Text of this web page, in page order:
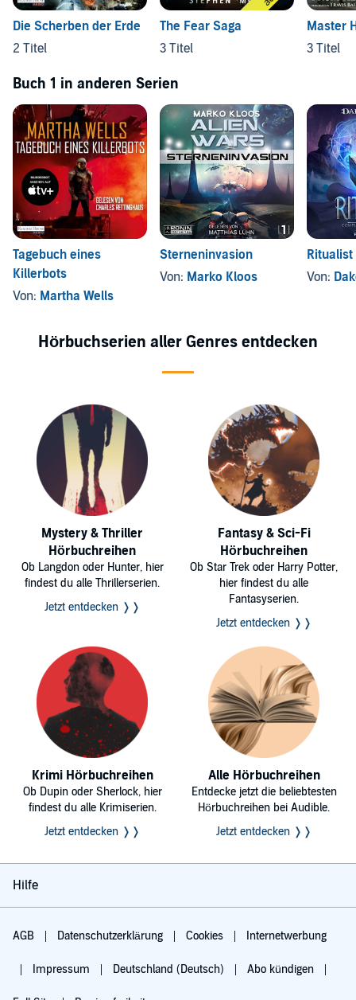
Die Scherben der Erde
2 Titel
The Fear Saga
3 Titel
Master
3 Titel
Buch 1 in anderen Serien
Tagebuch eines
Killerbots
Von: Martha Wells
Sterneninvasion
Von: Marko Kloos
Ritualist
Von:
Hörbuchserien aller Genres entdecken
Mystery & Thriller
Hörbuchreihen
Ob Langdon oder Hunter, hier
findest du alle Thrillerserien.
Jetzt entdecken ❭❭
Fantasy & Sci-Fi
Hörbuchreihen
Ob Star Trek oder Harry Potter,
hier findest du alle
Fantasyserien.
Jetzt entdecken ❭❭
Krimi Hörbuchreihen
Ob Dupin oder Sherlock, hier
findest du alle Krimiserien.
Jetzt entdecken ❭❭
Alle Hörbuchreihen
Entdecke jetzt die beliebtesten
Hörbuchreihen bei Audible.
Jetzt entdecken ❭❭
Hilfe
AGB Datenschutzerklärung Cookies Internetwerbung
Impressum Deutschland (Deutsch) Abo kündigen